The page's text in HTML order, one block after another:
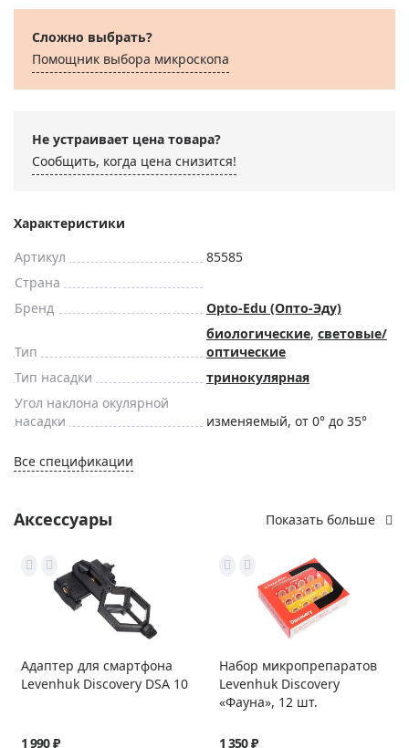
Сложно выбрать?
Помощник выбора микроскoпа
Не устраивает цена товара?
Сообщить, когда цена снизится!
Характеристики
Артикул
85585
Страна
Бренд
Opto-Edu (Опто-Эду)
Тип
биологические, световые/
оптические
Тип насадки
тринокулярная
Угол наклона окулярной
насадки
изменяемый, от 0° до 35°
Все спецификации
Аксессуары Показать больше
Адаптер для смартфона
Levenhuk Discovery DSA 10
1 990 ₽
Набор микропрепаратов
Levenhuk Discovery
«Фауна», 12 шт.
1 350 ₽